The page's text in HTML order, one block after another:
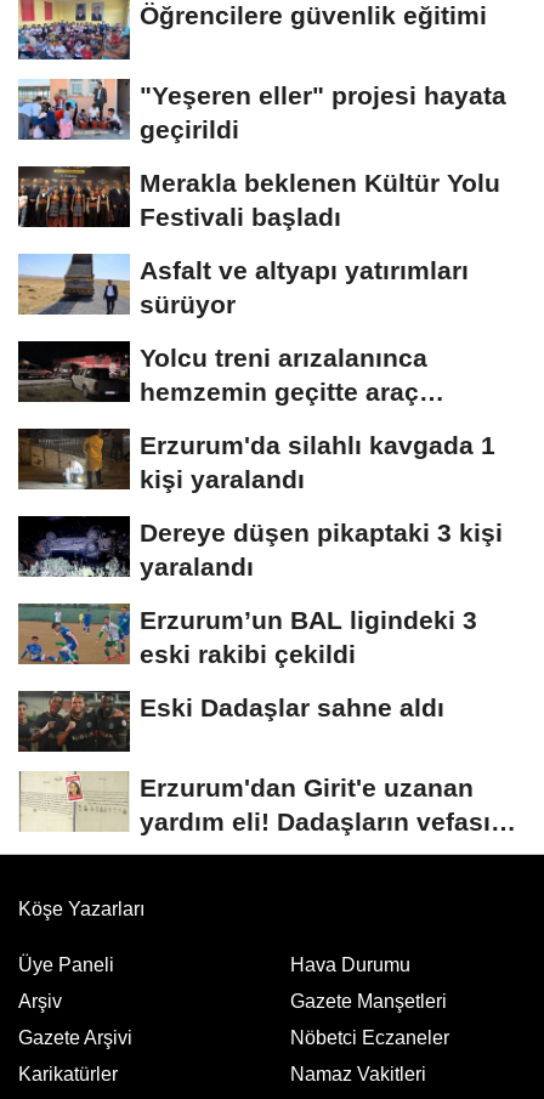
Öğrencilere güvenlik eğitimi
"Yeşeren eller" projesi hayata
geçirildi
Merakla beklenen Kültür Yolu
Festivali başladı
Asfalt ve altyapı yatırımları
sürüyor
Yolcu treni arızalanınca
hemzemin geçitte araç
Erzurum'da silahlı kavgada 1
kişi yaralandı
Dereye düşen pikaptaki 3 kişi
yaralandı
Erzurum’un BAL ligindeki 3
eski rakibi çekildi
Eski Dadaşlar sahne aldı
Erzurum'dan Girit'e uzanan
yardım eli! Dadaşların vefası
arşivlerden...
Köşe Yazarları
Üye Paneli
Arşiv
Gazete Arşivi
Karikatürler
Hava Durumu
Gazete Manşetleri
Nöbetci Eczaneler
Namaz Vakitleri